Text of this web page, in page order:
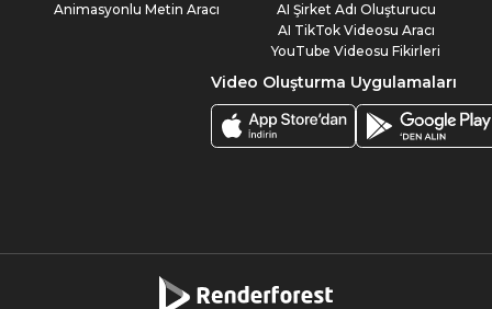
Animasyonlu Metin Aracı
AI Şirket Adı Oluşturucu
AI TikTok Videosu Aracı
YouTube Videosu Fikirleri
Video Oluşturma Uygulamaları